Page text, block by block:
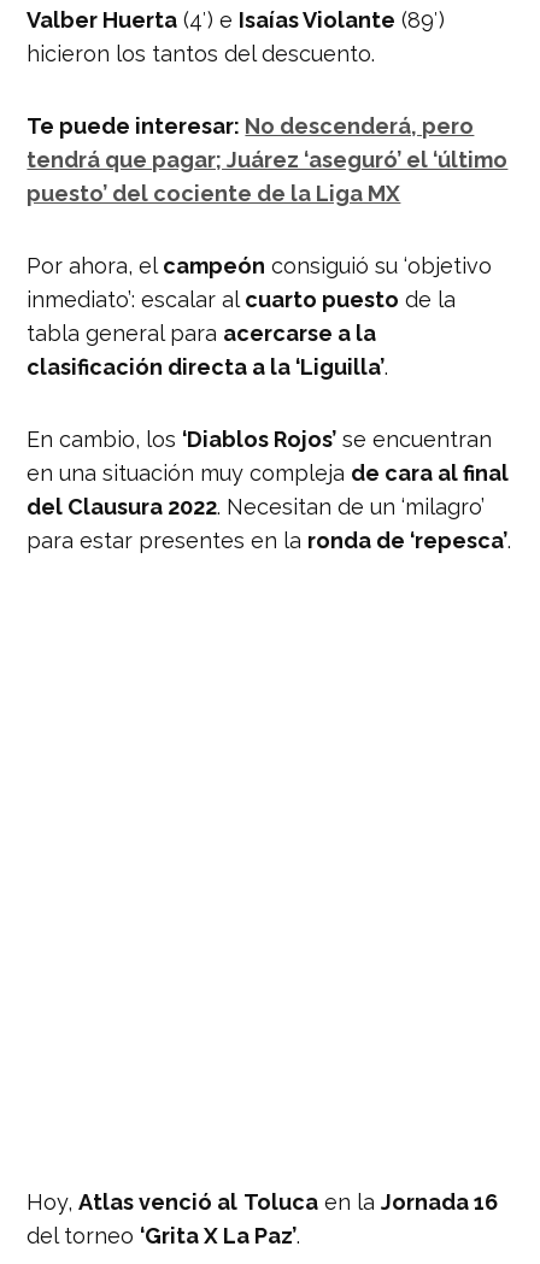
Valber Huerta (4′) e Isaías Violante (89′)
hicieron los tantos del descuento.
Te puede interesar: No descenderá, pero
tendrá que pagar; Juárez ‘aseguró’ el ‘último
puesto’ del cociente de la Liga MX
Por ahora, el campeón consiguió su ‘objetivo
inmediato’: escalar al cuarto puesto de la
tabla general para acercarse a la
clasificación directa a la ‘Liguilla’.
En cambio, los ‘Diablos Rojos’ se encuentran
en una situación muy compleja de cara al final
del Clausura 2022. Necesitan de un ‘milagro’
para estar presentes en la ronda de ‘repesca’.
Hoy,Atlas venció al Toluca en laJornada 16
del torneo ‘Grita X La Paz’.